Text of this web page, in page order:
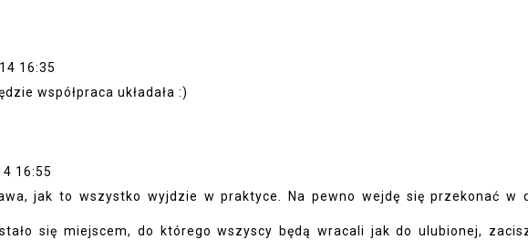
16:35
współpraca układała :)
16:55
jak to wszystko wyjdzie w praktyce. Na pewno wejdę się przekonać w
stało się miejscem, do którego wszyscy będą wracali jak do ulubionej,